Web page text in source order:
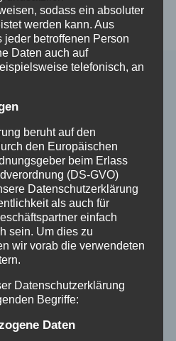
sodass ein absoluter
werden kann. Aus
jeder betroffenen Person
Daten auch auf
telefonisch, an
beruht auf den
den Europäischen
beim Erlass
(DS-GVO)
Datenschutzerklärung
als auch für
einfach
sein. Um dies zu
wir vorab die verwendeten
Datenschutzerklärung
Begriffe:
Daten